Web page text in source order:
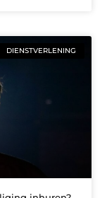
DIENSTVERLENING